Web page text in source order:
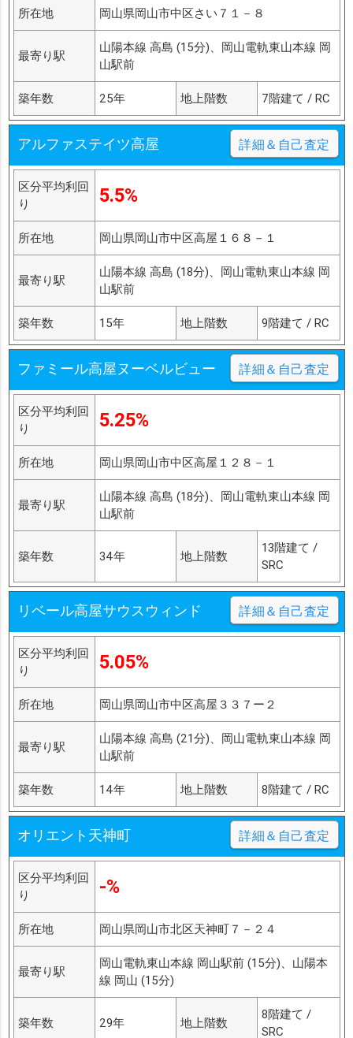
所在地 岡山県岡山市中区さい７１－８
最寄り駅
山陽本線 高島 (15分)、岡山電軌東山本線 岡
山駅前
築年数 25年 地上階数 7階建て / RC
アルファステイツ高屋 詳細＆自己査定
区分平均利回
り
5.5%
所在地 岡山県岡山市中区高屋１６８－１
最寄り駅
山陽本線 高島 (18分)、岡山電軌東山本線 岡
山駅前
築年数 15年 地上階数 9階建て / RC
ファミール高屋ヌーベルビュー 詳細＆自己査定
区分平均利回
り
5.25%
所在地 岡山県岡山市中区高屋１２８－１
最寄り駅
山陽本線 高島 (18分)、岡山電軌東山本線 岡
山駅前
築年数 34年 地上階数
13階建て /
SRC
リベール高屋サウスウィンド 詳細＆自己査定
区分平均利回
り
5.05%
所在地 岡山県岡山市中区高屋３３７ー２
最寄り駅
山陽本線 高島 (21分)、岡山電軌東山本線 岡
山駅前
築年数 14年 地上階数 8階建て / RC
オリエント天神町 詳細＆自己査定
区分平均利回
り
-%
所在地 岡山県岡山市北区天神町７－２４
最寄り駅
岡山電軌東山本線 岡山駅前 (15分)、山陽本
線 岡山 (15分)
築年数 29年 地上階数
8階建て /
SRC